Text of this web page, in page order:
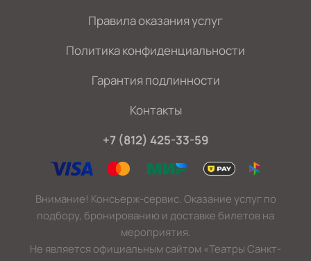
Правила оказания услуг
Политика конфиденциальности
Гарантия подлинности
Контакты
+7 (812) 425-33-59
Внимание! Консьерж-сервис. Оказание услуг по
подбору, бронированию и доставке билетов на
мероприятия.
Не является официальным сайтом «Театры Санкт-